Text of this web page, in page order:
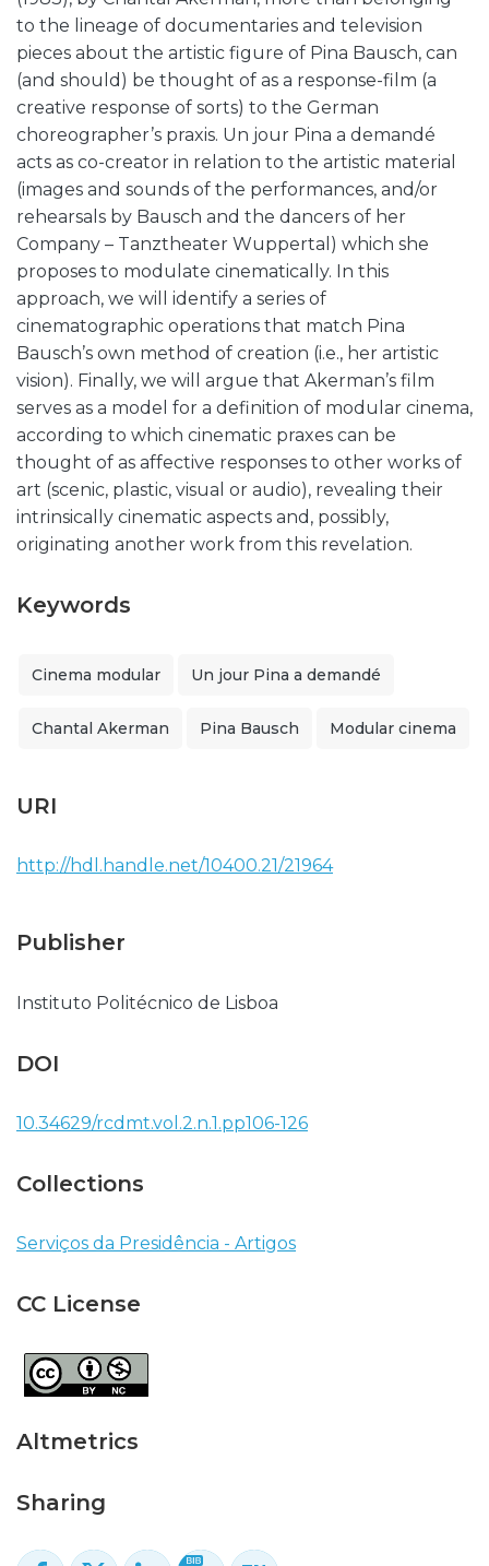
to the lineage of documentaries and television
pieces about the artistic figure of Pina Bausch, can
(and should) be thought of as a response-film (a
creative response of sorts) to the German
choreographer’s praxis. Un jour Pina a demandé
acts as co-creator in relation to the artistic material
(images and sounds of the performances, and/or
rehearsals by Bausch and the dancers of her
Company – Tanztheater Wuppertal) which she
proposes to modulate cinematically. In this
approach, we will identify a series of
cinematographic operations that match Pina
Bausch’s own method of creation (i.e., her artistic
vision). Finally, we will argue that Akerman’s film
serves as a model for a definition of modular cinema,
according to which cinematic praxes can be
thought of as affective responses to other works of
art (scenic, plastic, visual or audio), revealing their
intrinsically cinematic aspects and, possibly,
originating another work from this revelation.
Keywords
Cinema modular Un jour Pina a demandé
Chantal Akerman Pina Bausch Modular cinema
URI
http://hdl.handle.net/10400.21/21964
Publisher
Instituto Politécnico de Lisboa
DOI
10.34629/rcdmt.vol.2.n.1.pp106-126
Collections
Serviços da Presidência - Artigos
CC License
Altmetrics
Sharing